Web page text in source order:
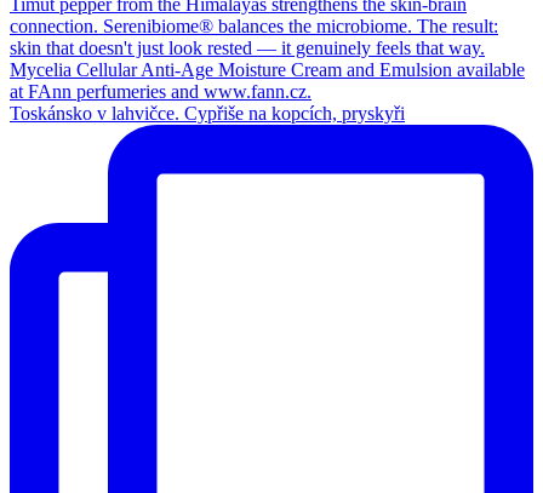
Toskánsko v lahvičce. Cypřiše na kopcích, pryskyři